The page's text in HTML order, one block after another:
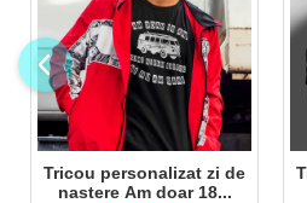
Tricou personalizat zi de
nastere Am doar 18...